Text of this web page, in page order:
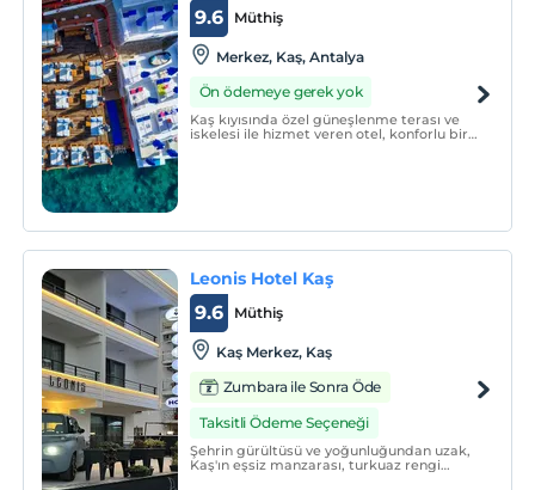
Müthiş
9.6
Merkez, Kaş, Antalya
Ön ödemeye gerek yok
Kaş kıyısında özel güneşlenme terası ve
iskelesi ile hizmet veren otel, konforlu bir
Leonis Hotel Kaş
Müthiş
9.6
Kaş Merkez, Kaş
Zumbara ile Sonra Öde
Taksitli Ödeme Seçeneği
Şehrin gürültüsü ve yoğunluğundan uzak,
Kaş'ın eşsiz manzarası, turkuaz rengi